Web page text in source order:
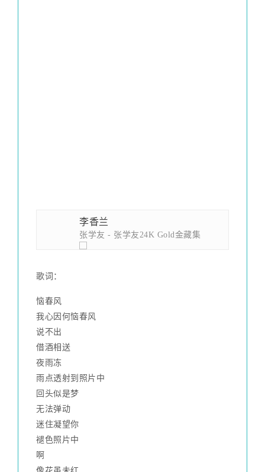
李香兰
张学友 - 张学友24K Gold金藏集
歌词：
恼春风
我心因何恼春风
说不出
借酒相送
夜雨冻
雨点透射到照片中
回头似是梦
无法弹动
迷住凝望你
褪色照片中
啊
像花虽未红